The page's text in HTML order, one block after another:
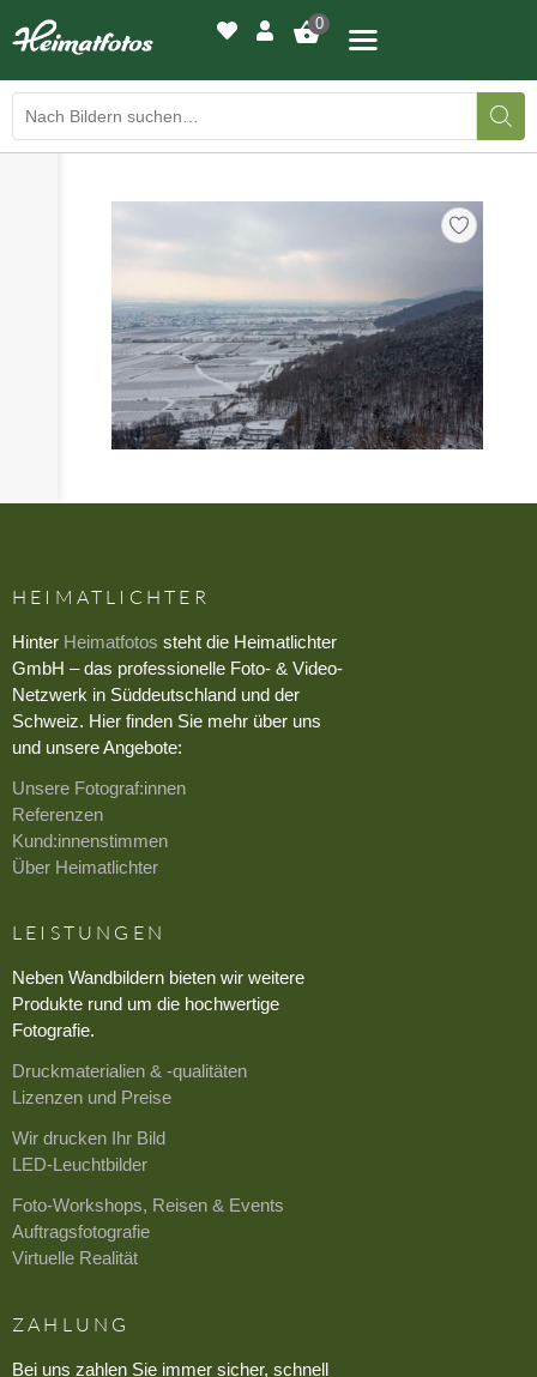
0
BILDERGALERIE
DRUCKQUALITÄTEN
LED-LEUCHTBILDER
WIR DRUCKEN IHR BILD
AUSSTELLUNGEN
HEIMATLICHTER
Hinter Heimatfotos steht die Heimatlichter
GmbH – das professionelle Foto- & Video-
Netzwerk in Süddeutschland und der
Schweiz. Hier finden Sie mehr über uns
und unsere Angebote:
Unsere Fotograf:innen
Referenzen
Kund:innenstimmen
Über Heimatlichter
LEISTUNGEN
Neben Wandbildern bieten wir weitere
Produkte rund um die hochwertige
Fotografie.
Druckmaterialien & -qualitäten
Lizenzen und Preise
Wir drucken Ihr Bild
LED-Leuchtbilder
Foto-Workshops, Reisen & Events
Auftragsfotografie
Virtuelle Realität
ZAHLUNG
Bei uns zahlen Sie immer sicher, schnell